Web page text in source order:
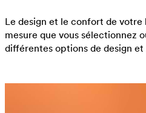
Le design et le confort de
mesure que vous sélectionnez
différentes options de design